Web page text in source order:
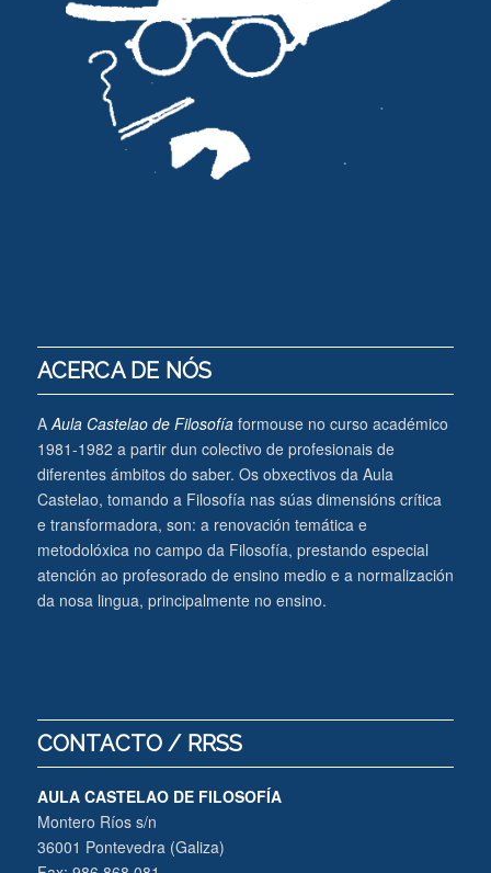
ACERCA DE NÓS
A Aula Castelao de Filosofíaformouse no curso académico
1981-1982 a partir dun colectivo de profesionais de
diferentes ámbitos do saber. Os obxectivos da Aula
Castelao, tomando a Filosofía nas súas dimensións crítica
e transformadora, son: a renovación temática e
metodolóxica no campo da Filosofía, prestando especial
atención ao profesorado de ensino medio e a normalización
da nosa lingua, principalmente no ensino.
CONTACTO / RRSS
AULA CASTELAO DE FILOSOFÍA
Montero Ríos s/n
36001 Pontevedra (Galiza)